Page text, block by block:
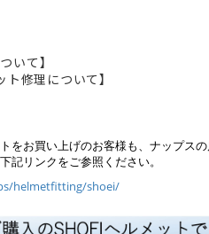
いて】
ト修理について】
をお買い上げのお客様も、ナップスの
記リンクをご参照ください。
helmetfitting/shoei/